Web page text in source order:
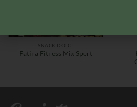
SNACK DOLCI
Fatina Fitness Mix Sport